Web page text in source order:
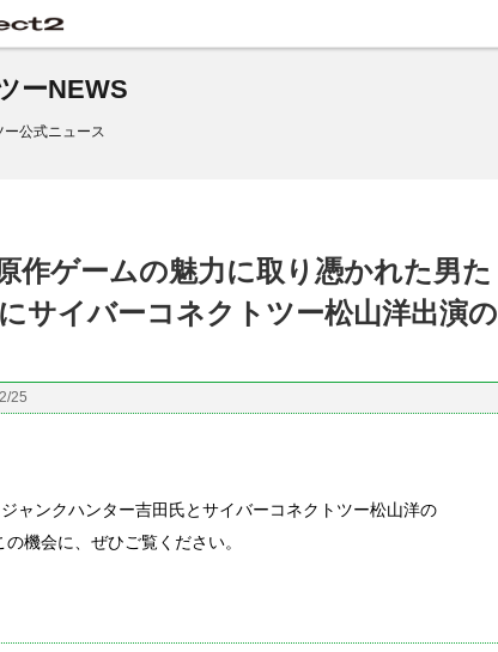
ーNEWS
公式ニュース
作ゲームの魅力に取り憑かれた男た
サイバーコネクトツー松山洋出演の
25
ャンクハンター吉田氏とサイバーコネクトツー松山洋の
機会に、ぜひご覧ください。